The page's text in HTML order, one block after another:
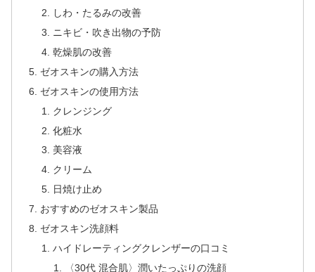
しわ・たるみの改善
ニキビ・吹き出物の予防
乾燥肌の改善
ゼオスキンの購入方法
ゼオスキンの使用方法
クレンジング
化粧水
美容液
クリーム
日焼け止め
おすすめのゼオスキン製品
ゼオスキン洗顔料
ハイドレーティングクレンザーの口コミ
〈30代 混合肌〉潤いたっぷりの洗顔